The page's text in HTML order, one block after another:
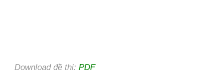
Download đề thi:PDF